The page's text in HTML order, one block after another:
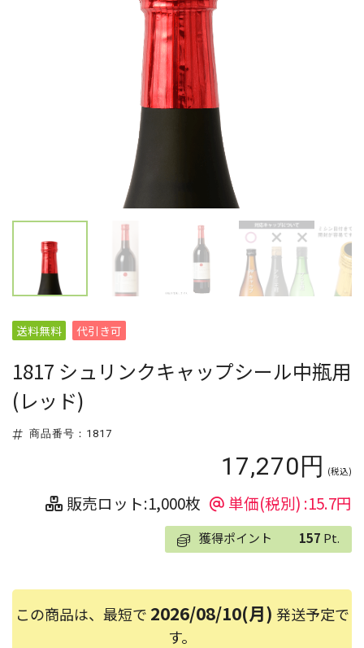
送料無料 代引き可
1817 シュリンクキャップシール中瓶用
(レッド)
商品番号：1817
17,270円 (税込)
販売ロット:1,000枚 単価(税別) :15.7円
獲得ポイント 157 Pt.
この商品は、最短で 2026/08/10(月) 発送予定で
す。